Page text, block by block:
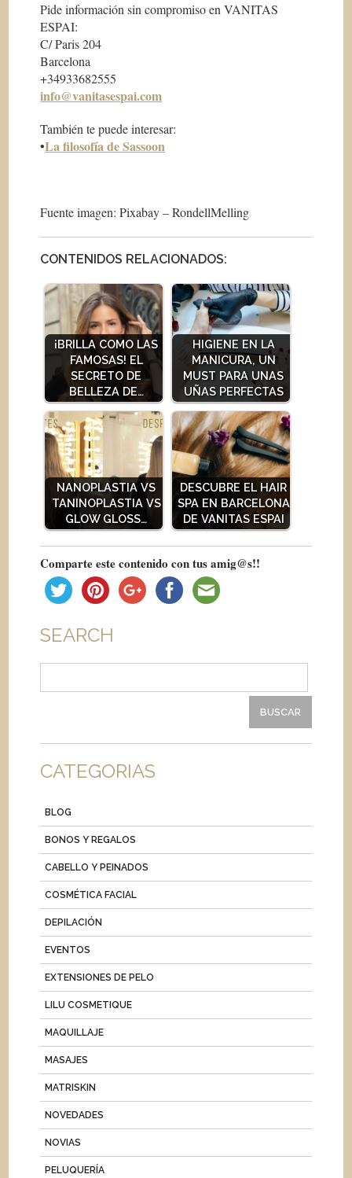
Pide información sin compromiso en VANITAS
ESPAI:
C/ Paris 204
Barcelona
+34933682555
info@vanitasespai.com
También te puede interesar:
•La filosofía de Sassoon
Fuente imagen: Pixabay – RondellMelling
CONTENIDOS RELACIONADOS:
¡BRILLA COMO LAS
FAMOSAS! EL
SECRETO DE
BELLEZA DE…
HIGIENE EN LA
MANICURA, UN
MUST PARA UNAS
UÑAS PERFECTAS
NANOPLASTIA VS
TANINOPLASTIA VS
GLOW GLOSS…
DESCUBRE EL HAIR
SPA EN BARCELONA
DE VANITAS ESPAI
Comparte este contenido con tus amig@s!!
SEARCH
CATEGORIAS
BLOG
BONOS Y REGALOS
CABELLO Y PEINADOS
COSMÉTICA FACIAL
DEPILACIÓN
EVENTOS
EXTENSIONES DE PELO
LILU COSMETIQUE
MAQUILLAJE
MASAJES
MATRISKIN
NOVEDADES
NOVIAS
PELUQUERÍA